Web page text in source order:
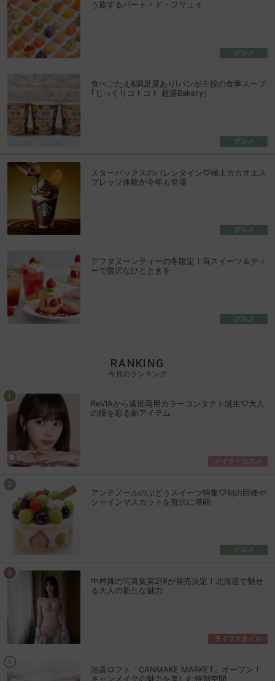
う旅するパート・ド・フリュイ
グルメ
食べごたえ&満足度あり!パンが主役の食事スープ
｢じっくりコトコト 超盛Bakery｣
グルメ
スターバックスのバレンタイン♡極上カカオエス
プレッソ体験が今年も登場
グルメ
アフタヌーンティーの冬限定！苺スイーツ＆ティ
ーで贅沢なひとときを
グルメ
RANKING
今月のランキング
ReVIAから遠近両用カラーコンタクト誕生♡大人
の瞳を彩る新アイテム
メイク・コスメ
アンテノールのぶどうスイーツ特集♡旬の巨峰や
シャインマスカットを贅沢に堪能
グルメ
中村舞の写真集第2弾が発売決定！北海道で魅せ
る大人の新たな魅力
ライフスタイル
池袋ロフト「CANMAKE MARKET」オープン！
キャンメイクの魅力を楽しむ特別空間